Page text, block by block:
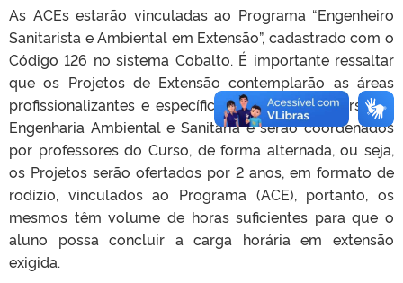
As ACEs estarão vinculadas ao Programa “Engenheiro
Sanitarista e Ambiental em Extensão”, cadastrado com o
Código 126 no sistema Cobalto. É importante ressaltar
que os Projetos de Extensão contemplarão as áreas
profissionalizantes e específicas previstas do Curso de
Engenharia Ambiental e Sanitária e serão coordenados
por professores do Curso, de forma alternada, ou seja,
os Projetos serão ofertados por 2 anos, em formato de
rodízio, vinculados ao Programa (ACE), portanto, os
mesmos têm volume de horas suficientes para que o
aluno possa concluir a carga horária em extensão
exigida.